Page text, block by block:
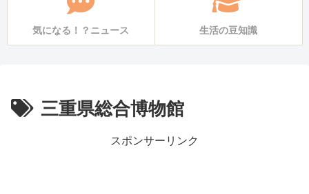
気になる！？ニュース 生活の豆知識
三重県総合博物館
スポンサーリンク